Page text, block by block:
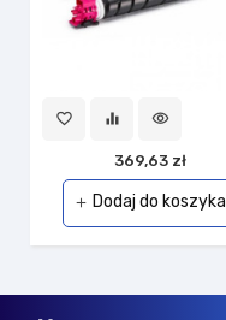
favorite_border equalizer visibility
369,63 zł
add Dodaj do koszyka